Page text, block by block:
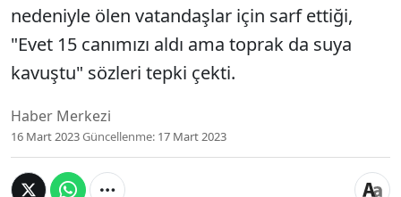
nedeniyle ölen vatandaşlar için sarf ettiği,
"Evet 15 canımızı aldı ama toprak da suya
kavuştu" sözleri tepki çekti.
Haber Merkezi
16 Mart 2023Güncellenme: 17 Mart 2023